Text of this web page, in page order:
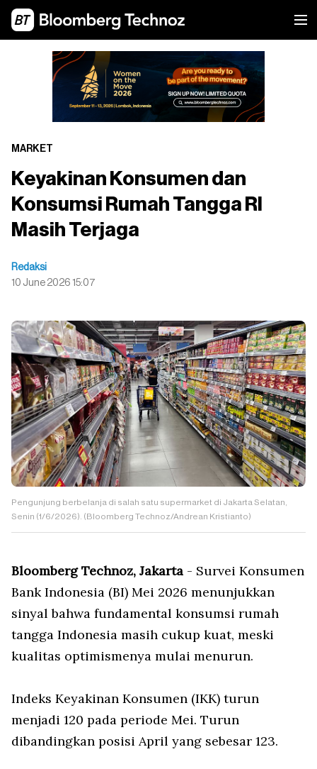
MARKET
Keyakinan Konsumen dan
Konsumsi Rumah Tangga RI
Masih Terjaga
Redaksi
10 June 2026 15:07
Pengunjung berbelanja di salah satu supermarket di Jakarta Selatan,
Senin (1/6/2026). (Bloomberg Technoz/Andrean Kristianto)
Bloomberg Technoz, Jakarta - Survei Konsumen
Bank Indonesia (BI) Mei 2026 menunjukkan
sinyal bahwa fundamental konsumsi rumah
tangga Indonesia masih cukup kuat, meski
kualitas optimismenya mulai menurun.
Indeks Keyakinan Konsumen (IKK) turun
menjadi 120 pada periode Mei. Turun
dibandingkan posisi April yang sebesar 123.